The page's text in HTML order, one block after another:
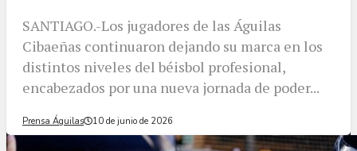
SANTIAGO.-Los jugadores de las Águilas
Cibaeñas continuaron dejando su marca en los
distintos niveles del béisbol profesional,
encabezados por una nueva jornada de poder...
Prensa Águilas 10 de junio de 2026